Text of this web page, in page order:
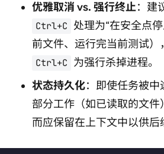
优雅取消 vs. 强行终止：建
Ctrl+C 处理为“在安全点
前文件、运行完当前测试）
Ctrl+C 为强行杀掉进程。
状态持久化：即使任务被
部分工作（如已读取的文件
而应保留在上下文中以供后